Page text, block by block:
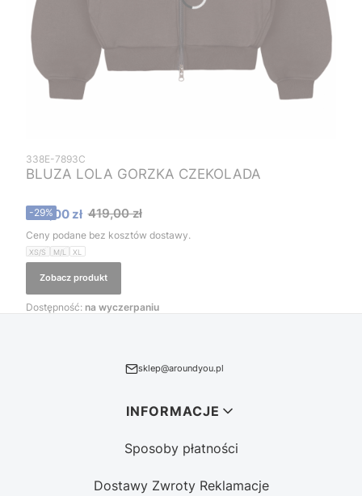
338E-7893C
BLUZA LOLA GORZKA CZEKOLADA
Cena promocyjna
299,00 zł 419,00 zł
-29%
Ceny podane bez kosztów dostawy.
XS/S M/L XL
Zobacz produkt
Dostępność: na wyczerpaniu
sklep@aroundyou.pl
INFORMACJE
Sposoby płatności
Dostawy Zwroty Reklamacje